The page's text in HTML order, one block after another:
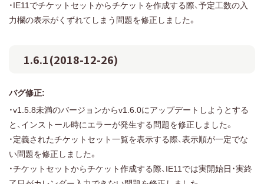
・IE11でチケットセットからチケットを作成する際、予定工数の入
力欄の表示がくずれてしまう問題を修正しました。
1.6.1(2018-12-26)
バグ修正:
・v1.5.8未満のバージョンからv1.6.0にアップデートしようとする
と、インストール時にエラーが発生する問題を修正しました。
・定義されたチケットセット一覧を表示する際、表示順が一定でな
い問題を修正しました。
・チケットセットからチケット作成する際、IE11では実開始日・実終